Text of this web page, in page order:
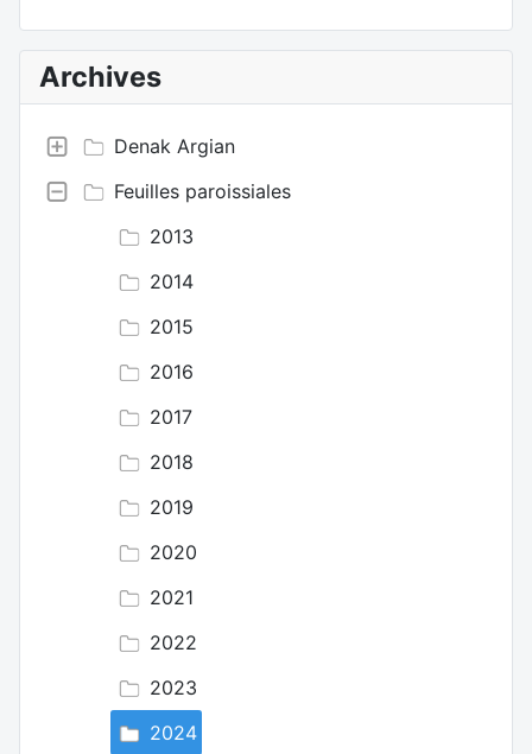
Archives
Denak Argian
Feuilles paroissiales
2013
2014
2015
2016
2017
2018
2019
2020
2021
2022
2023
2024